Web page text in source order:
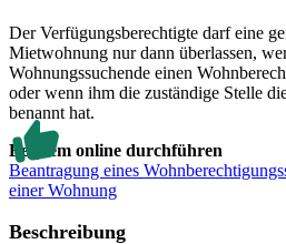
Der Verfügungsberechtigte darf eine
Mietwohnung nur dann überlassen,
Wohnungssuchende einen
oder wenn ihm die zuständige Stelle
benannt hat.
Bequem online durchführen
Beantragung eines
einer Wohnung
Beschreibung